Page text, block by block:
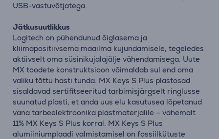
USB-vastuvõtjatega.
Jätkusuutlikkus
Logitech on pühendunud õiglasema ja
kliimapositiivsema maailma kujundamisele, tegeledes
aktiivselt oma süsinikujalajälje vähendamisega. Uute
MX toodete konstruktsioon võimaldab sul end oma
valiku tõttu hästi tunda. MX Keys S Plus plastosad
sisaldavad sertifitseeritud tarbimisjärgselt ringlusse
suunatud plasti, et anda uus elu kasutusea lõpetanud
vana tarbeelektroonika plastmaterjalile – vähemalt
11% MX Keys S Plus korral. MX Keys S Plus
alumiiniumplaadi valmistamisel on fossiilkütuste